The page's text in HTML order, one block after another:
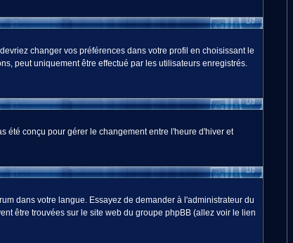
changer vos préférences dans votre profil en choisissant le
peut uniquement être effectué par les utilisateurs enregistrés.
été conçu pour gérer le changement entre l'heure d'hiver et
dans votre langue. Essayez de demander à l'administrateur du
être trouvées sur le site web du groupe phpBB (allez voir le lien